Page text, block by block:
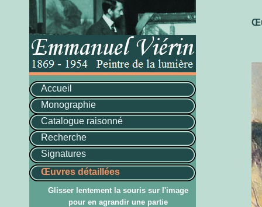
Accueil
Monographie
Catalogue raisonné
Recherche
Signatures
Œuvres détaillées
Glisser lentement la souris sur l'image
pour en agrandir une partie